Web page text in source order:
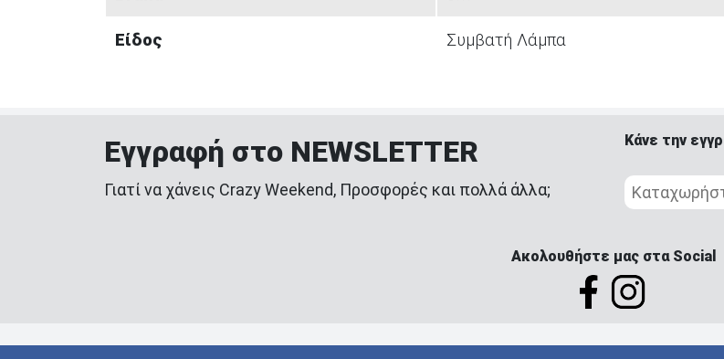
Είδος Συμβατή Λάμπα
Εγγραφή στο NEWSLETTER
Γιατί να χάνεις Crazy Weekend, Προσφορές και πολλά άλλα;
Κάνε την
Ακολουθήστε μας στα Social